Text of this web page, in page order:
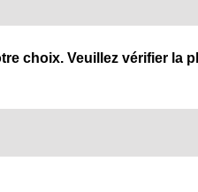
choix. Veuillez vérifier